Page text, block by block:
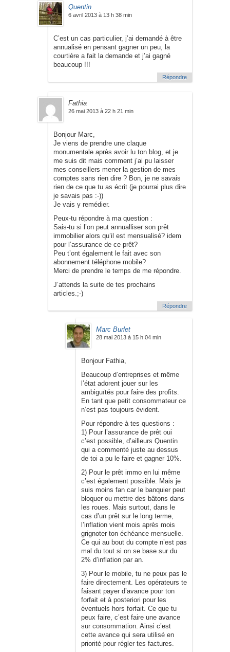
Quentin
6 avril 2013 à 13 h 38 min
C’est un cas particulier, j’ai demandé à être
annualisé en pensant gagner un peu, la
courtière a fait la demande et j’ai gagné
beaucoup !!!
Répondre
Fathia
26 mai 2013 à 22 h 21 min
Bonjour Marc,
Je viens de prendre une claque
monumentale après avoir lu ton blog, et je
me suis dit mais comment j’ai pu laisser
mes conseillers mener la gestion de mes
comptes sans rien dire ? Bon, je ne savais
rien de ce que tu as écrit (je pourrai plus dire
je savais pas :-))
Je vais y remédier.
Peux-tu répondre à ma question :
Sais-tu si l’on peut annualliser son prêt
immobilier alors qu’il est mensualisé? idem
pour l’assurance de ce prêt?
Peu t’ont également le fait avec son
abonnement téléphone mobile?
Merci de prendre le temps de me répondre.
J’attends la suite de tes prochains
articles.;-)
Répondre
Marc Burlet
28 mai 2013 à 15 h 04 min
Bonjour Fathia,
Beaucoup d’entreprises et même
l’état adorent jouer sur les
ambiguïtés pour faire des profits.
En tant que petit consommateur ce
n’est pas toujours évident.
Pour répondre à tes questions :
1) Pour l’assurance de prêt oui
c’est possible, d’ailleurs Quentin
qui a commenté juste au dessus
de toi a pu le faire et gagner 10%.
2) Pour le prêt immo en lui même
c’est également possible. Mais je
suis moins fan car le banquier peut
bloquer ou mettre des bâtons dans
les roues. Mais surtout, dans le
cas d’un prêt sur le long terme,
l’inflation vient mois après mois
grignoter ton échéance mensuelle.
Ce qui au bout du compte n’est pas
mal du tout si on se base sur du
2% d’inflation par an.
3) Pour le mobile, tu ne peux pas le
faire directement. Les opérateurs te
faisant payer d’avance pour ton
forfait et à posteriori pour les
éventuels hors forfait. Ce que tu
peux faire, c’est faire une avance
sur consommation. Ainsi c’est
cette avance qui sera utilisé en
priorité pour régler tes factures.